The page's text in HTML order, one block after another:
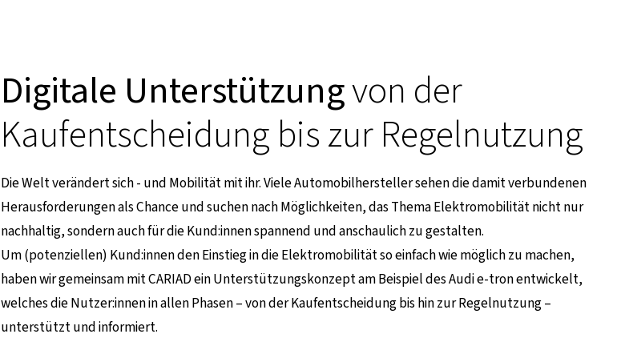
Digitale Unterstützungvon der
Kaufentscheidung bis zur Regelnutzung
Die Welt verändert sich - und Mobilität mit ihr. Viele Automobilhersteller sehen die damit verbundenen
Herausforderungen als Chance und suchen nach Möglichkeiten, das Thema Elektromobilität nicht nur
nachhaltig, sondern auch für die Kund:innen spannend und anschaulich zu gestalten.
Um (potenziellen) Kund:innen den Einstieg in die Elektromobilität so einfach wie möglich zu machen,
haben wir gemeinsam mit CARIAD ein Unterstützungskonzept am Beispiel des Audi e-tron entwickelt,
welches die Nutzer:innen in allen Phasen – von der Kaufentscheidung bis hin zur Regelnutzung –
unterstützt und informiert.